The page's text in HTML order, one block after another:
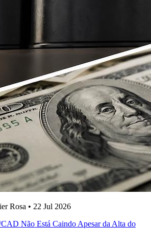
Rosa • 22 Jul 2026
Não Está Caindo Apesar da Alta do